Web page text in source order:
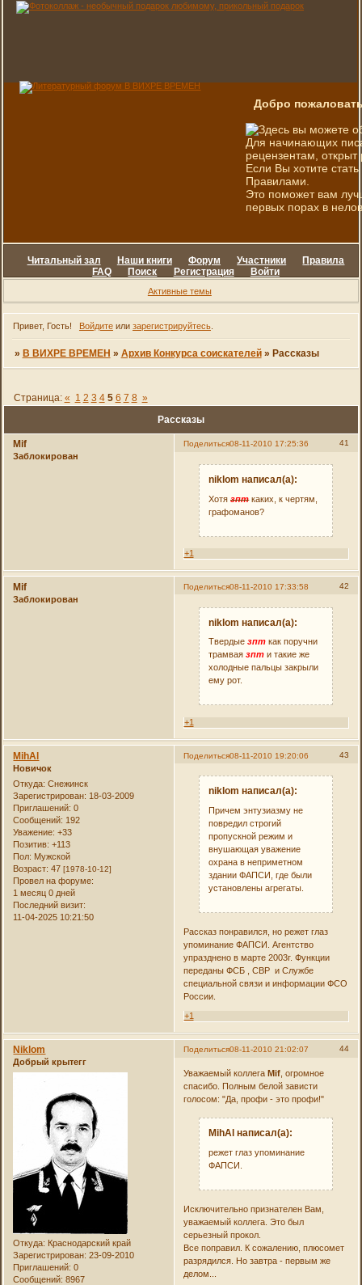
Добро
Здесь вы можете
Для начинающих
рецензентам, открыт
Если Вы хотите
Правилами.
Это поможет вам
первых порах в
Читальный зал Наши книги Форум Участники
Правила
FAQ
Поиск Регистрация Войти
Активные темы
Привет, Гость! Войдитеили зарегистрируйтесь.
» В ВИХРЕ ВРЕМЕН » Архив Конкурса соискателей » Рассказы
Рассказы
Страница: « 1 2 3 4 5 6 7 8 »
Поделиться 41
08-11-2010 17:25:36
Mif
Заблокирован
niklom написал(а):
Хотязпткаких, к чертям,
графоманов?
+1
Поделиться 42
08-11-2010 17:33:58
Mif
Заблокирован
niklom написал(а):
Твердыезпт как поручни
трамваязпт и такие же
холодные пальцы закрыли
ему рот.
+1
Поделиться 43
08-11-2010 19:20:06
MihAl
Новичок
Откуда: Снежинск
Зарегистрирован: 18-03-2009
Приглашений: 0
Сообщений: 192
Уважение: +33
Позитив: +113
Пол: Мужской
Возраст: 47[1978-10-12]
Провел на форуме:
1 месяц 0 дней
Последний визит:
11-04-2025 10:21:50
niklom написал(а):
Причем энтузиазму не
повредил строгий
пропускной режим и
внушающая уважение
охрана в неприметном
здании ФАПСИ, где были
установлены агрегаты.
Рассказ понравился, но режет глаз
упоминание ФАПСИ. Агентство
упразднено в марте 2003г. Функции
переданы ФСБ , СВР и Службе
специальной связи и информации ФСО
России.
+1
Поделиться 44
08-11-2010 21:02:07
Niklom
Добрый крытегг
Откуда: Краснодарский край
Зарегистрирован: 23-09-2010
Приглашений: 0
Сообщений: 8967
Уважаемый коллега Mif, огромное
спасибо. Полным белой зависти
голосом: "Да, профи - это профи!"
MihAl написал(а):
режет глаз упоминание
ФАПСИ.
Исключительно признателен Вам,
уважаемый коллега. Это был
серьезный прокол.
Все поправил. К сожалению, плюсомет
разрядился. Но завтра - первым же
делом...